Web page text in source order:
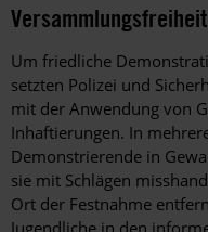
Versammlungsfreiheit
Um friedliche
setzten Polizei und
mit der Anwendung von
Inhaftierungen. In
Demonstrierende in
sie mit Schlägen
Ort der Festnahme